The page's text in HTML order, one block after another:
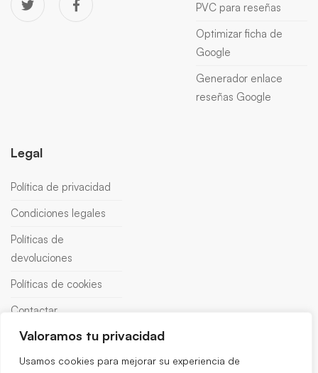
Valoramos tu privacidad
Usamos cookies para mejorar su experiencia de
PVC para reseñas
Optimizar ficha de
Google
Generador enlace
reseñas Google
Legal
Política de privacidad
Condiciones legales
Políticas de
devoluciones
Políticas de cookies
Contactar